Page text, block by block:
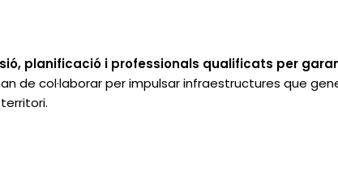
planificació i professionals qualificats per
de col·laborar per impulsar infraestructures que